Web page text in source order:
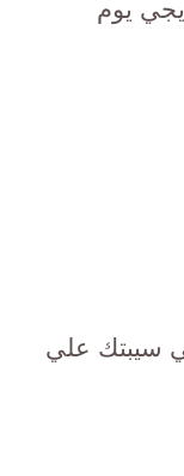
يوم
سيبتك علي